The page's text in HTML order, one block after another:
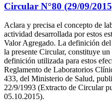
Circular N°80 (29/09/
Aclara y precisa el concepto de
actividad desarrollada por estos
Valor Agregado. La definición
la presente Circular, constituye
definición utilizada para estos
Reglamento de Laboratorios
433, del Ministerio de Salud,
22/9/1993 (Extracto de Circular
05.10.2015).